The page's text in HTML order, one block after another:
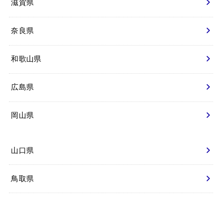
滋賀県
奈良県
和歌山県
広島県
岡山県
山口県
鳥取県